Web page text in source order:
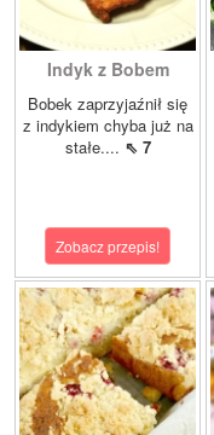
Indyk z Bobem
Bobek zaprzyjaźnił się
z indykiem chyba już na
stałe.... ⇖ 7
Zobacz przepis!